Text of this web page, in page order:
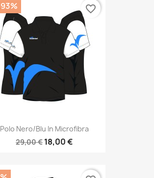
Polo Nero/blu In Microfibra
29,00 € 18,00 €
favorite_border